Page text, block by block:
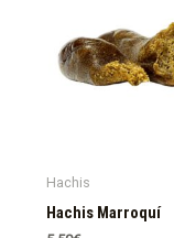
Hachis
Hachis Marroquí